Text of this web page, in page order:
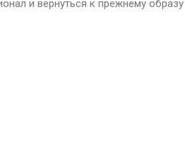
и вернуться к прежнему образу